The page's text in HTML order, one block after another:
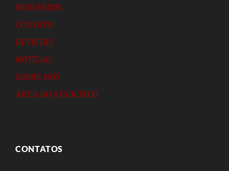
BENEFÍCIOS
CONTATO
REVISTAS
NOTÍCIAS
SOBRE NÓS
ÁREA DO ASSOCIADO
CONTATOS